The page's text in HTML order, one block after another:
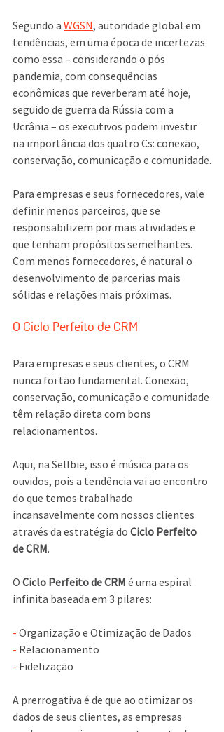
Segundo a WGSN, autoridade global em
tendências, em uma época de incertezas
como essa – considerando o pós
pandemia, com consequências
econômicas que reverberam até hoje,
seguido de guerra da Rússia com a
Ucrânia – os executivos podem investir
na importância dos quatro Cs: conexão,
conservação, comunicação e comunidade.
Para empresas e seus fornecedores, vale
definir menos parceiros, que se
responsabilizem por mais atividades e
que tenham propósitos semelhantes.
Com menos fornecedores, é natural o
desenvolvimento de parcerias mais
sólidas e relações mais próximas.
O Ciclo Perfeito de CRM
Para empresas e seus clientes, o CRM
nunca foi tão fundamental. Conexão,
conservação, comunicação e comunidade
têm relação direta com bons
relacionamentos.
Aqui, na Sellbie, isso é música para os
ouvidos, pois a tendência vai ao encontro
do que temos trabalhado
incansavelmente com nossos clientes
através da estratégia do Ciclo Perfeito
de CRM.
O Ciclo Perfeito de CRM é uma espiral
infinita baseada em 3 pilares:
- Organização e Otimização de Dados
- Relacionamento
- Fidelização
A prerrogativa é de que ao otimizar os
dados de seus clientes, as empresas